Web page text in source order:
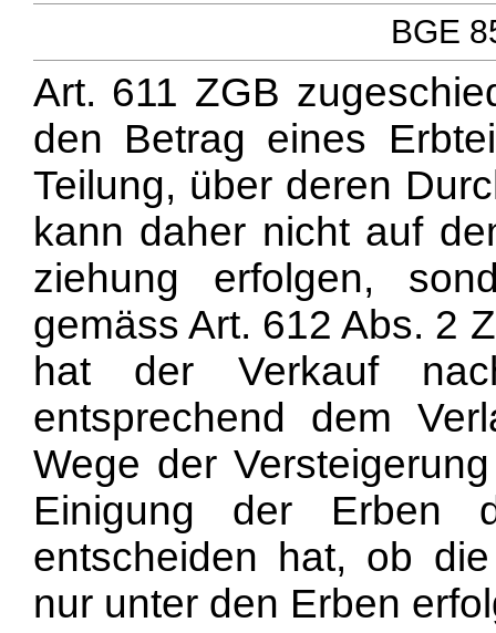
BGE
Art. 611 ZGB
den Betrag eines
Teilung, über deren
kann daher nicht auf
ziehung erfolgen,
gemäss Art. 612 Abs. 2
hat der Verkauf
entsprechend dem
Wege der
Einigung der Erben
entscheiden hat, ob
nur unter den Erben